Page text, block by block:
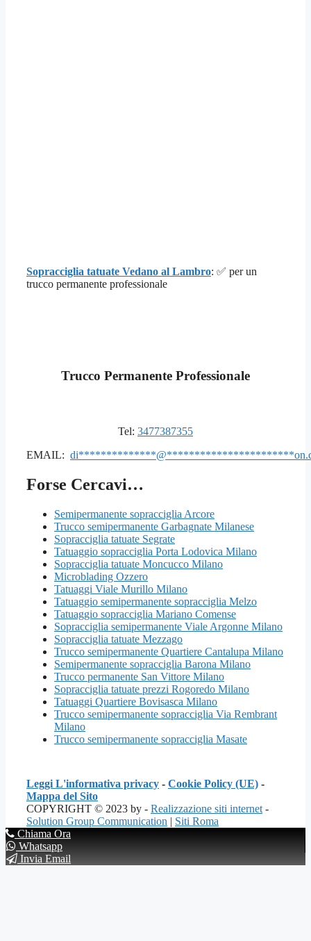
Sopracciglia tatuate Vedano al Lambro: ✅ per un
trucco permanente professionale
Trucco Permanente Professionale
Tel: 3477387355
EMAIL: di**************@***********************
Forse Cercavi…
Semipermanente sopracciglia Arcore
Trucco semipermanente Garbagnate Milanese
Sopracciglia tatuate Segrate
Tatuaggio sopracciglia Porta Lodovica Milano
Sopracciglia tatuate Moncucco Milano
Microblading Ozzero
Tatuaggi Viale Murillo Milano
Tatuaggio semipermanente sopracciglia Melzo
Tatuaggio sopracciglia Mariano Comense
Sopracciglia semipermanente Viale Argonne Milano
Sopracciglia tatuate Mezzago
Trucco semipermanente Quartiere Cantalupa Milano
Semipermanente sopracciglia Barona Milano
Trucco permanente San Vittore Milano
Sopracciglia tatuate prezzi Rogoredo Milano
Tatuaggi Quartiere Bovisasca Milano
Trucco semipermanente sopracciglia Via Rembrant
Milano
Trucco semipermanente sopracciglia Masate
Leggi L'informativa privacy - Cookie Policy (UE) -
Mappa del Sito
COPYRIGHT © 2023 by - Realizzazione siti internet -
Solution Group Communication | Siti Roma
Chiama Ora
Whatsapp
Invia Email